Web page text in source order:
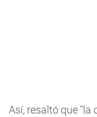
Así, resaltó que "la